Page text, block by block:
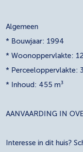
Algemeen
* Bouwjaar: 1994
* Woonoppervlakte:
* Perceeloppervlakte:
* Inhoud: 455 m³
AANVAARDING IN
Interesse in dit huis?